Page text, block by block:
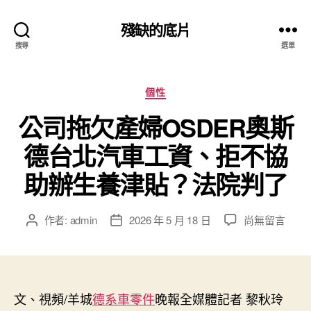
搜尋
殘缺的底片
選單
分
類
個性
公司拖欠產婦OSDER奧斯
德台北汽車工資、拒不協
助辦生養津貼？法院判了
文 作者: admin
文
期
2026 年 5 月 18 日
在
產
尚無留言
文、視頻/羊城德系車零件晚報全媒體記者 黎秋玲